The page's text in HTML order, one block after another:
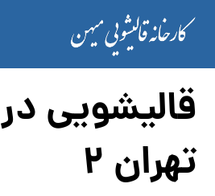
قالیشویی
تهران 2